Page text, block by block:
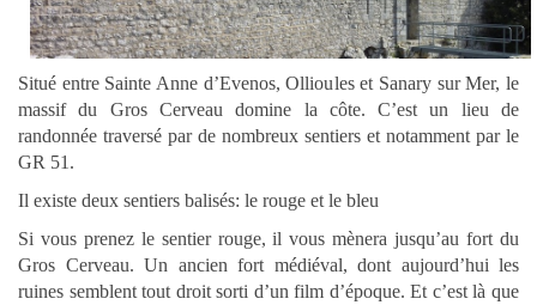
Situé entre Sainte Anne d’Evenos, Ollioules et Sanary sur Mer, le
massif du Gros Cerveau domine la côte. C’est un lieu de
randonnée traversé par de nombreux sentiers et notamment par le
GR 51.
Il existe deux sentiers balisés: le rouge et le bleu
Si vous prenez le sentier rouge, il vous mènera jusqu’au fort du
Gros Cerveau. Un ancien fort médiéval, dont aujourd’hui les
ruines semblent tout droit sorti d’un film d’époque. Et c’est là que